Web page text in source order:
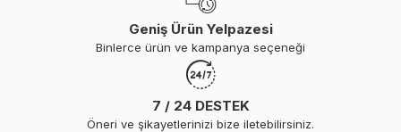
Geniş Ürün Yelpazesi
Binlerce ürün ve kampanya seçeneği
7 / 24 DESTEK
Öneri ve şikayetlerinizi bize iletebilirsiniz.